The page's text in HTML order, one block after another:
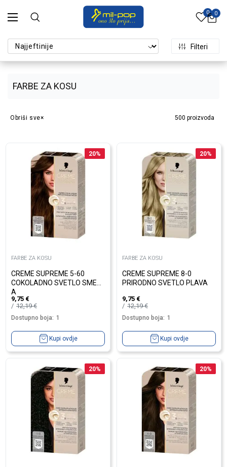
0 0
FARBE ZA KOSU
Filteri
500 proizvoda
Obriši sve
20%
FARBE ZA KOSU
CREME SUPREME 5-60
COKOLADNO SVETLO SME?
A
9,75 €
12,19€
Dostupno boja: 1
Kupi ovdje
20%
FARBE ZA KOSU
CREME SUPREME 8-0
PRIRODNO SVETLO PLAVA
9,75 €
12,19€
Dostupno boja: 1
Kupi ovdje
20% 20%